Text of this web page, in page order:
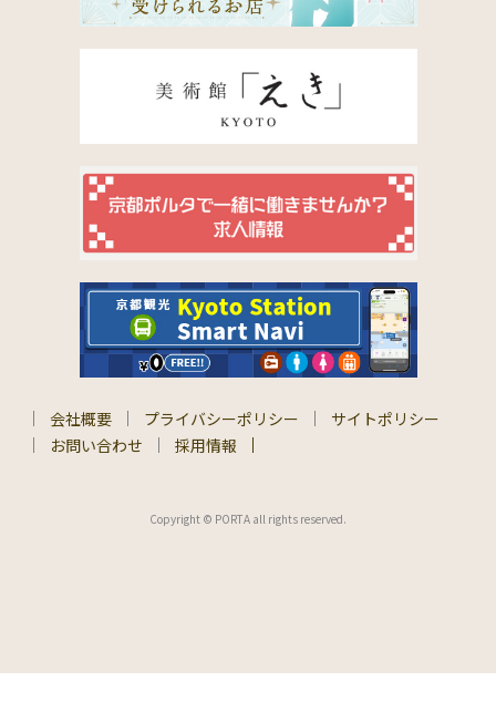
会社概要 プライバシーポリシー
サイトポリシー
お問い合わせ
採用情報
Copyright © PORTA all rights reserved.